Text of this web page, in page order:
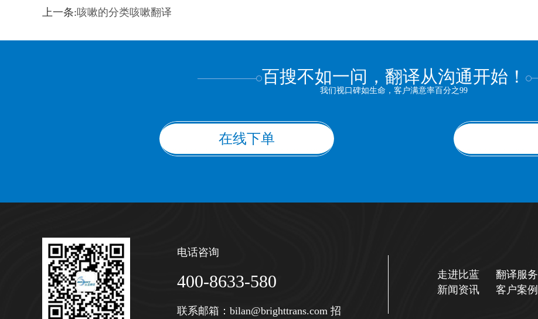
训翻译 标准级 专业级
上一条:咳嗽的分类咳嗽翻译
百搜不如一问，翻译从沟通开始！
我们视口碑如生命，客户满意率百分之99
在线下单
电话咨询
400-8633-580
联系邮箱： bilan@brighttrans.com 招
走进比蓝 翻译服务
新闻资讯
客户案例